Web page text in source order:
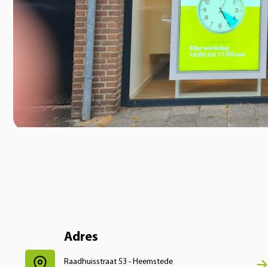
Adres
Raadhuisstraat 53 - Heemstede